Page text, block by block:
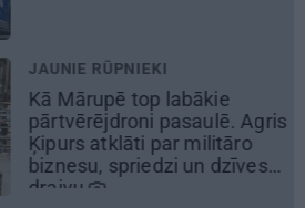
RŪPNIEKI
Mārupē top labākie
pasaulē. Agris
atklāti par militāro
spriedzi un dzīves
draivu